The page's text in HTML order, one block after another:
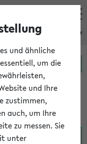
eKVV
MeineUni Portal
und ähnliche
um die
und Ihre
zustimmen,
auch, um Ihre
zu messen. Sie
unter